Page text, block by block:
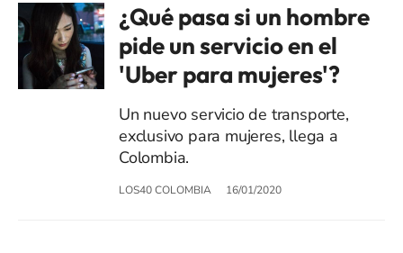
¿Qué pasa si un hombre
pide un servicio en el
'Uber para mujeres'?
Un nuevo servicio de transporte,
exclusivo para mujeres, llega a
Colombia.
LOS40 COLOMBIA 16/01/2020